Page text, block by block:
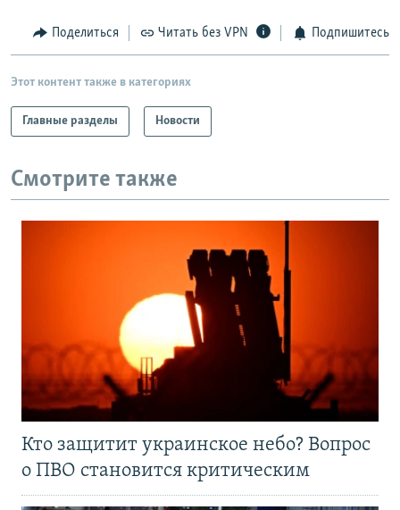
Все сайты РСЕ/РС
Поделиться Читать без VPN Подпишитесь
Этот контент также в категориях
Главные разделы Новости
Смотрите также
Кто защитит украинское небо? Вопрос
о ПВО становится критическим